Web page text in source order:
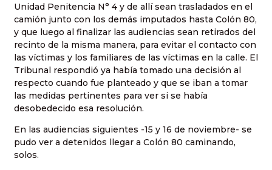
Unidad Penitencia N° 4 y de allí sean trasladados en el
camión junto con los demás imputados hasta Colón 80,
y que luego al finalizar las audiencias sean retirados del
recinto de la misma manera, para evitar el contacto con
las víctimas y los familiares de las víctimas en la calle. El
Tribunal respondió ya había tomado una decisión al
respecto cuando fue planteado y que se iban a tomar
las medidas pertinentes para ver si se había
desobedecido esa resolución.
En las audiencias siguientes -15 y 16 de noviembre- se
pudo ver a detenidos llegar a Colón 80 caminando,
solos.